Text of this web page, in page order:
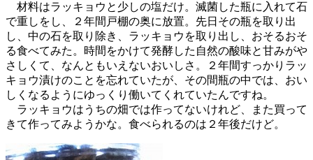
材料はラッキョウと少しの塩だけ。滅菌した瓶に入れて石
で重しをし、２年間戸棚の奥に放置。先日その瓶を取り出
し、中の石を取り除き、ラッキョウを取り出し、おそるおそ
る食べてみた。時間をかけて発酵した自然の酸味と甘みがや
さしくて、なんともいえないおいしさ。２年間すっかりラッ
キョウ漬けのことを忘れていたが、その間瓶の中では、おい
しくなるようにゆっくり働いてくれていたんですね。
ラッキョウはうちの畑では作ってないけれど、また買って
きて作ってみようかな。食べられるのは２年後だけど。